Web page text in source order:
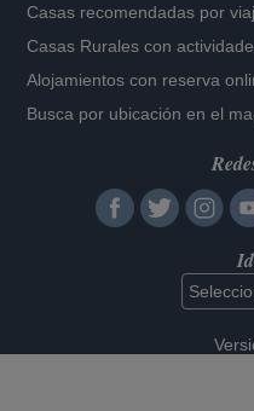
Casas recomendadas por
Casas Rurales con
Alojamientos con reserva
Busca por ubicación en el